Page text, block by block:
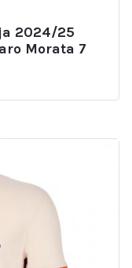
2024/25
Morata 7